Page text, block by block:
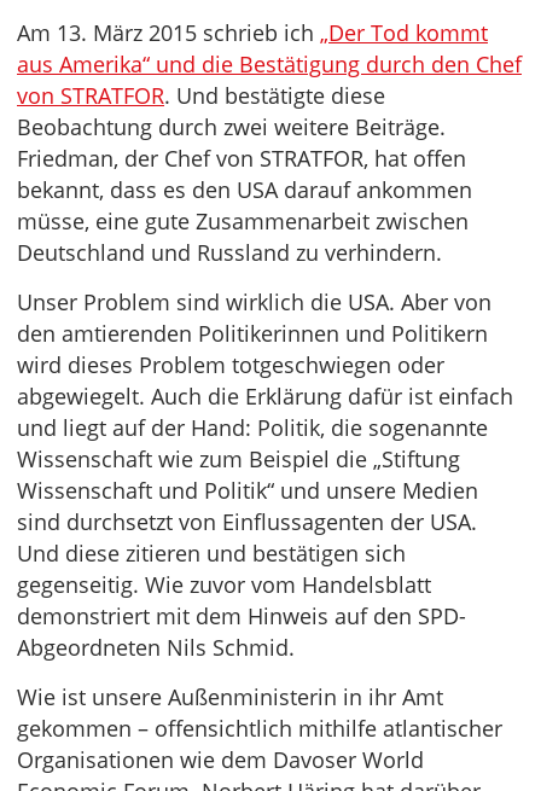
Am 13. März 2015 schrieb ich „Der Tod kommt
aus Amerika“ und die Bestätigung durch den Chef
von STRATFOR. Und bestätigte diese
Beobachtung durch zwei weitere Beiträge.
Friedman, der Chef von STRATFOR, hat offen
bekannt, dass es den USA darauf ankommen
müsse, eine gute Zusammenarbeit zwischen
Deutschland und Russland zu verhindern.
Unser Problem sind wirklich die USA. Aber von
den amtierenden Politikerinnen und Politikern
wird dieses Problem totgeschwiegen oder
abgewiegelt. Auch die Erklärung dafür ist einfach
und liegt auf der Hand: Politik, die sogenannte
Wissenschaft wie zum Beispiel die „Stiftung
Wissenschaft und Politik“ und unsere Medien
sind durchsetzt von Einflussagenten der USA.
Und diese zitieren und bestätigen sich
gegenseitig. Wie zuvor vom Handelsblatt
demonstriert mit dem Hinweis auf den SPD-
Abgeordneten Nils Schmid.
Wie ist unsere Außenministerin in ihr Amt
gekommen – offensichtlich mithilfe atlantischer
Organisationen wie dem Davoser World